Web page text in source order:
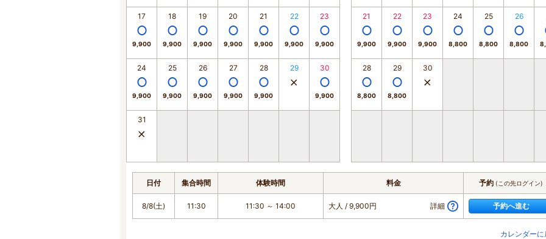
17
9,900
18
9,900
19
9,900
20
9,900
21
9,900
22
9,900
23
9,900
24
9,900
25
9,900
26
9,900
27
9,900
28
9,900
29 30
9,900
31
21
9,900
22
9,900
23
9,900
24
8,800
25
8,800
26
8,800
28
8,800
29
8,800
30
日付 集合時間 体験時間 料金 予約 (この先ログイン)
8/8(土) 11:30 11:30 ～ 14:00 大人 / 9,900円 詳細 予約へ進む
カレンダーに